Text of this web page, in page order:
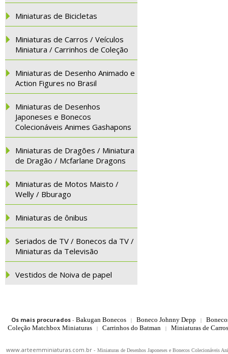
Miniaturas de Bicicletas
Miniaturas de Carros / Veículos
Miniatura / Carrinhos de Coleção
Miniaturas de Desenho Animado e
Action Figures no Brasil
Miniaturas de Desenhos
Japoneses e Bonecos
Colecionáveis Animes Gashapons
Miniaturas de Dragões / Miniatura
de Dragão / Mcfarlane Dragons
Miniaturas de Motos Maisto /
Welly / Bburago
Miniaturas de ônibus
Seriados de TV / Bonecos da TV /
Miniaturas da Televisão
Vestidos de Noiva de papel
Os mais procurados- Bakugan Bonecos | Boneco Johnny Depp |
Coleção Matchbox Miniaturas
| Carrinhos do Batman | Miniaturas de
www.arteemminiaturas.com.br - Miniaturas de Desenhos Japoneses e Bonecos Colecionáveis